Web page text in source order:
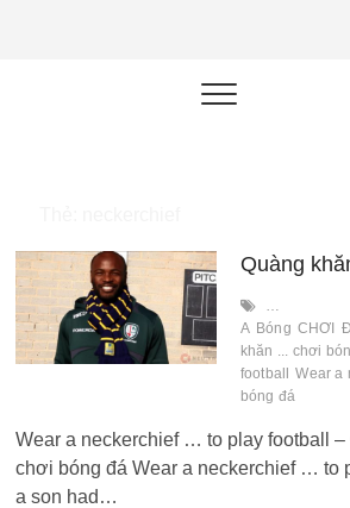
Quàng
…
A Bóng CHƠI
khăn ... chơi
football
Wear a
bóng đá
Wear a neckerchief … to play football
chơi bóng đá Wear a neckerchief … to
a son had…